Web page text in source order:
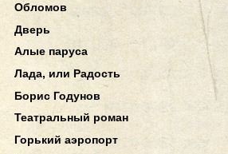
Обломов
Дверь
Алые паруса
Лада, или Радость
Борис Годунов
Театральный роман
Горький аэропорт